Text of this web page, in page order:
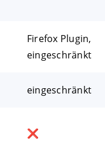
Firefox Plugin,
eingeschränkt
eingeschränkt
❌